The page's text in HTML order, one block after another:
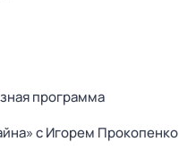
программа
с Игорем Прокопенко